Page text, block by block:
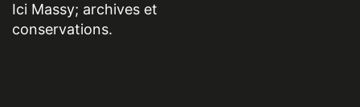
Ici Massy; archives et
conservations.